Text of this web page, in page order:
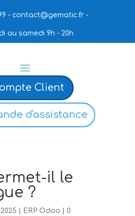
- contact@gematic.fr -
au samedi 9h - 20h
Client
d'assistance
il le
?
ERP Odoo
0